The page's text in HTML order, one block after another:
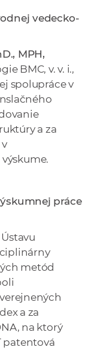
vedecko-
MPH,
BMC, v. v. i.,
spolupráce v
a za
práce
Ústavu
metód
a za
na ktorý
patentová